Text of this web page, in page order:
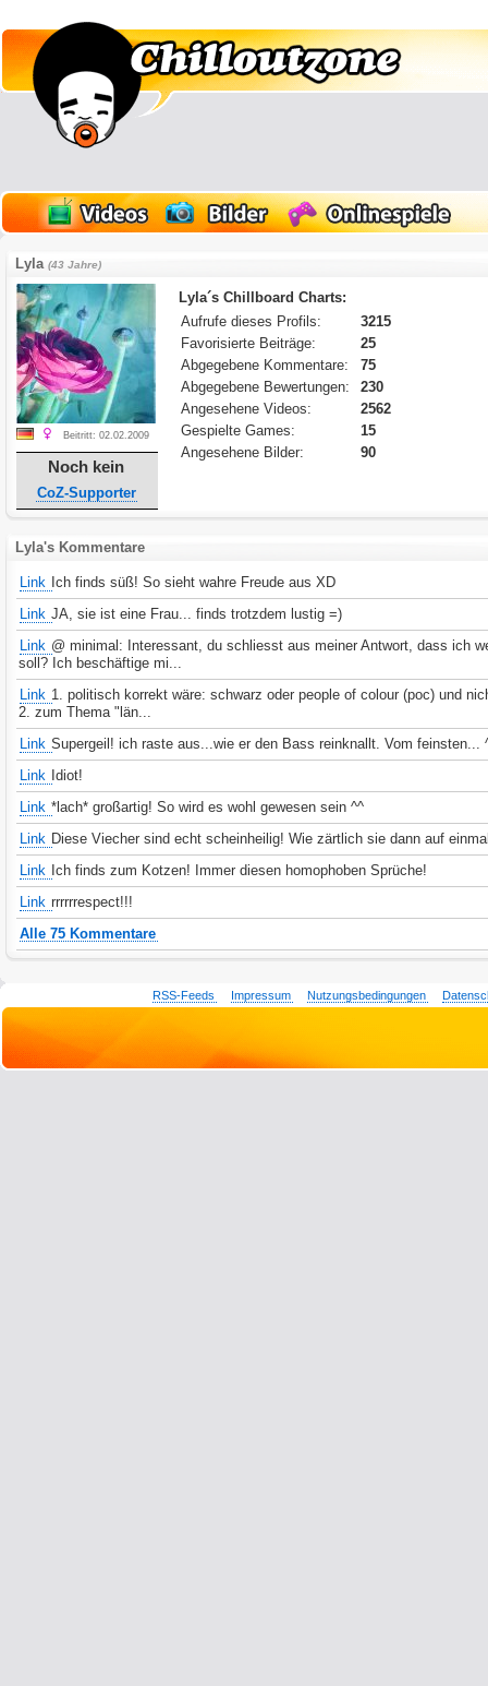
Lyla(43 Jahre)
Beitritt: 02.02.2009
Noch kein
CoZ-Supporter
Lyla´s Chillboard Charts:
Aufrufe dieses Profils:
3215
Favorisierte Beiträge:
25
Abgegebene Kommentare:
75
Abgegebene Bewertungen:
230
Angesehene Videos:
2562
Gespielte Games:
15
Angesehene Bilder:
90
Lyla's Kommentare
Link Ich finds süß! So sieht wahre Freude aus XD
Link JA, sie ist eine Frau... finds trotzdem lustig =)
Link @ minimal: Interessant, du schliesst aus meiner Antwort, dass ich
soll? Ich beschäftige mi...
Link 1. politisch korrekt wäre: schwarz oder people of colour (poc) und
2. zum Thema "län...
Link Supergeil! ich raste aus...wie er den Bass reinknallt. Vom feinsten...
Link Idiot!
Link *lach* großartig! So wird es wohl gewesen sein ^^
Link Diese Viecher sind echt scheinheilig! Wie zärtlich sie dann auf
Link Ich finds zum Kotzen! Immer diesen homophoben Sprüche!
Link rrrrrrespect!!!
Alle 75 Kommentare
RSS-Feeds Impressum Nutzungsbedingungen